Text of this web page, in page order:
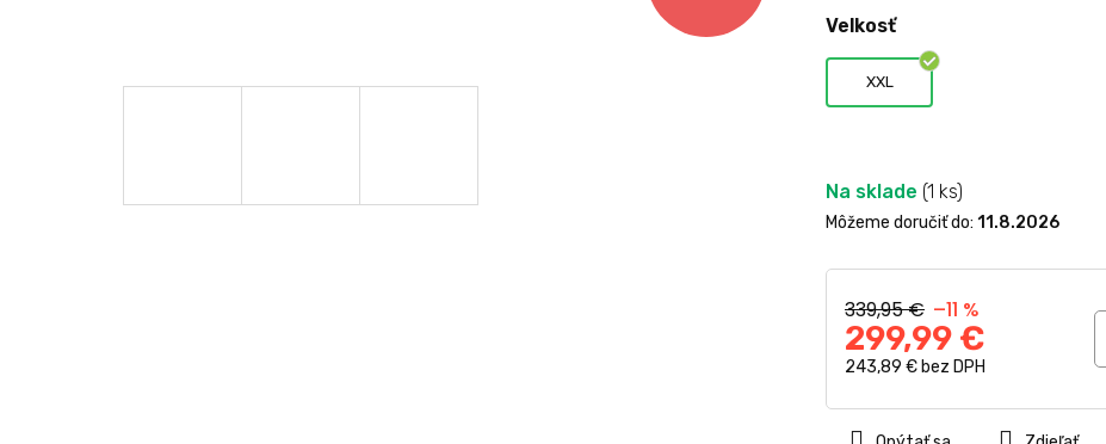
Velkosť
XXL
Na sklade (1 ks)
Môžeme doručiť do: 11.8.2026
339,95 € –11 %
299,99 €
243,89 € bez DPH